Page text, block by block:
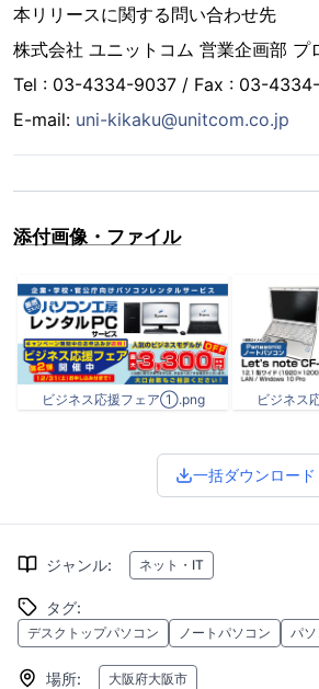
本リリースに関する問い合わせ先
株式会社 ユニットコム 営業企画部 プ
Tel : 03-4334-9037 / Fax : 03-
E-mail: uni-kikaku@unitcom.co.jp
添付画像・ファイル
ビジネス応援フェア①.png ビジネス
一括ダウンロード
ジャンル: ネット・IT
タグ:
デスクトップパソコン ノートパソコン パ
場所: 大阪府大阪市